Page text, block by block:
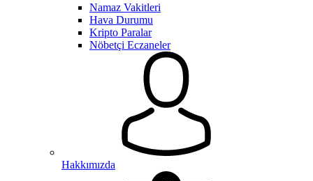
Namaz Vakitleri
Hava Durumu
Kripto Paralar
Nöbetçi Eczaneler
Hakkımızda